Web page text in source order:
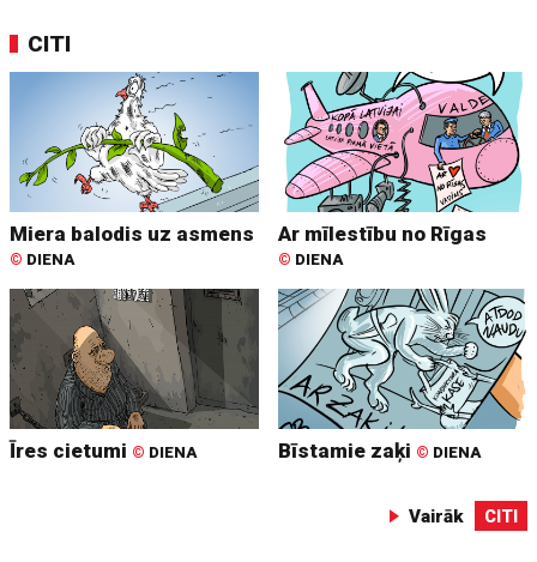
CITI
Miera balodis uz asmens
© DIENA
Ar mīlestību no Rīgas
© DIENA
Īres cietumi © DIENA Bīstamie zaķi © DIENA
Vairāk CITI